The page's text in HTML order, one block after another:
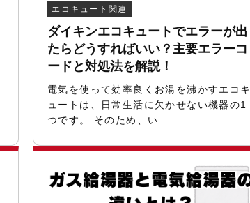
エコキュート関連
ダイキンエコキュートでエラーが出
たらどうすればいい？主要エラーコ
ードと対処法を解説！
電気を使って効率良くお湯を沸かすエコキ
ュートは、日常生活に欠かせない機器の1
つです。 そのため、い…